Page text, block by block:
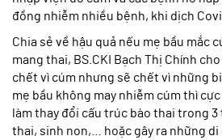
đồng nhiễm nhiều bệnh, khi dịch
Chia sẻ về hậu quả nếu mẹ bầu mắc
mang thai, BS.CKI Bạch Thị Chính
chết vì cúm nhưng sẽ chết vì những
mẹ bầu không may nhiễm cúm thì
làm thay đổi cấu trúc bào thai trong
thai, sinh non,… hoặc gây ra những